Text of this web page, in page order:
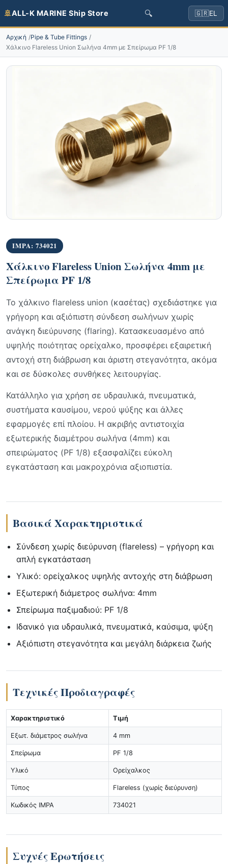
🚢ALL-K MARINE Ship Store 🔍 🇬🇷EL
Αρχική
Pipe & Tube Fittings
Χάλκινο Flareless Union Σωλήνα 4mm με Σπείρωμα PF 1/8
IMPA: 734021
Χάλκινο Flareless Union Σωλήνα 4mm με
Σπείρωμα PF 1/8
Το χάλκινο flareless union (κασέτας) σχεδιάστηκε για
γρήγορη και αξιόπιστη σύνδεση σωλήνων χωρίς
ανάγκη διεύρυνσης (flaring). Κατασκευασμένο από
υψηλής ποιότητας ορείχαλκο, προσφέρει εξαιρετική
αντοχή στη διάβρωση και άριστη στεγανότητα, ακόμα
και σε δύσκολες συνθήκες λειτουργίας.
Κατάλληλο για χρήση σε υδραυλικά, πνευματικά,
συστήματα καυσίμου, νερού ψύξης και άλλες
εφαρμογές επί πλοίου. Η ακριβής αντιστοιχία
εξωτερικής διαμέτρου σωλήνα (4mm) και
σπειρώματος (PF 1/8) εξασφαλίζει εύκολη
εγκατάσταση και μακροχρόνια αξιοπιστία.
Βασικά Χαρακτηριστικά
Σύνδεση χωρίς διεύρυνση (flareless) – γρήγορη και
απλή εγκατάσταση
Υλικό: ορείχαλκος υψηλής αντοχής στη διάβρωση
Εξωτερική διάμετρος σωλήνα: 4mm
Σπείρωμα παξιμαδιού: PF 1/8
Ιδανικό για υδραυλικά, πνευματικά, καύσιμα, ψύξη
Αξιόπιστη στεγανότητα και μεγάλη διάρκεια ζωής
Τεχνικές Προδιαγραφές
Χαρακτηριστικό Τιμή
Εξωτ. διάμετρος σωλήνα 4 mm
Σπείρωμα PF 1/8
Υλικό Ορείχαλκος
Τύπος Flareless (χωρίς διεύρυνση)
Κωδικός IMPA 734021
Συχνές Ερωτήσεις